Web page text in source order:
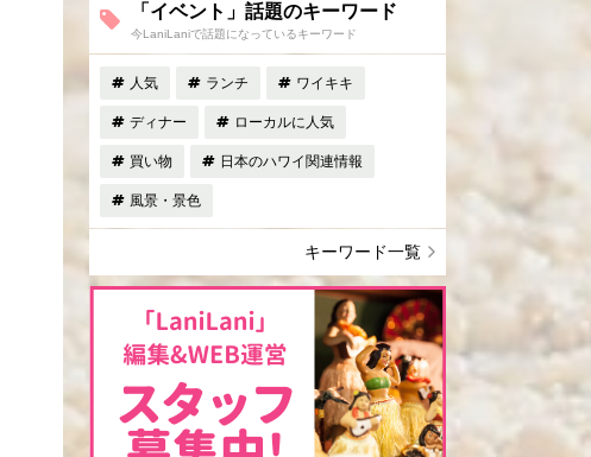
「イベント」話題のキーワード
今LaniLaniで話題になっているキーワード
人気 ランチ ワイキキ
ディナー ローカルに人気
買い物 日本のハワイ関連情報
風景・景色
キーワード一覧